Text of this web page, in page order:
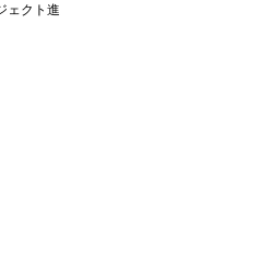
ェクト進